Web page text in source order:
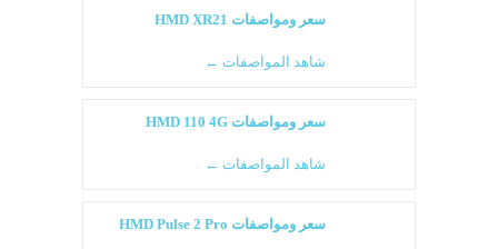
سعر ومواصفات HMD XR21
شاهد المواصفات ←
سعر ومواصفات HMD 110 4G
شاهد المواصفات ←
سعر ومواصفات HMD Pulse 2 Pro